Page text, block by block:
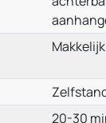
Makkelijk
20-30